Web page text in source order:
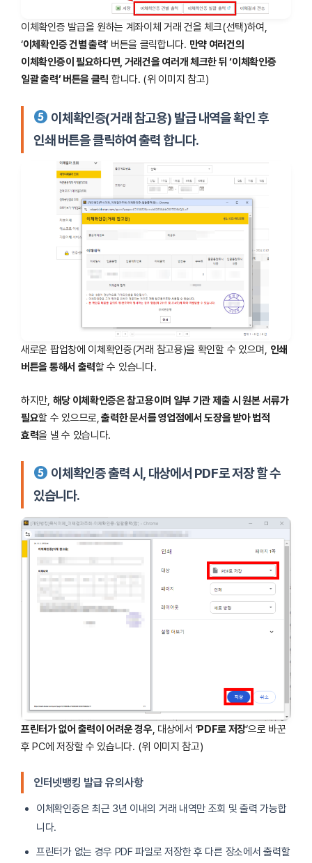
이체확인증 발급을 원하는 계좌이체 거래 건을 체크(선택)하여,
‘이체확인증 건별 출력‘ 버튼을 클릭합니다. 만약 여러건의
이체확인증이 필요하다면, 거래건을 여러개 체크한 뒤 ‘이체확인증
일괄 출력’ 버튼을 클릭 합니다. (위 이미지 참고)
이체확인증(거래 참고용) 발급 내역을 확인 후
인쇄 버튼을 클릭하여 출력 합니다.
새로운 팝업창에 이체확인증(거래 참고용)을 확인할 수 있으며, 인쇄
버튼을 통해서 출력할 수 있습니다.
하지만, 해당 이체확인증은 참고용이며 일부 기관 제출 시 원본 서류가
필요할 수 있으므로,출력한 문서를 영업점에서 도장을 받아 법적
효력을 낼 수 있습니다.
이체확인증 출력 시, 대상에서 PDF로 저장 할 수
있습니다.
프린터가 없어 출력이 어려운 경우, 대상에서 ‘PDF로 저장‘으로 바꾼
후 PC에 저장할 수 있습니다. (위 이미지 참고)
인터넷뱅킹 발급 유의사항
이체확인증은 최근 3년 이내의 거래 내역만 조회 및 출력 가능합
니다.
프린터가 없는 경우 PDF 파일로 저장한 후 다른 장소에서 출력할